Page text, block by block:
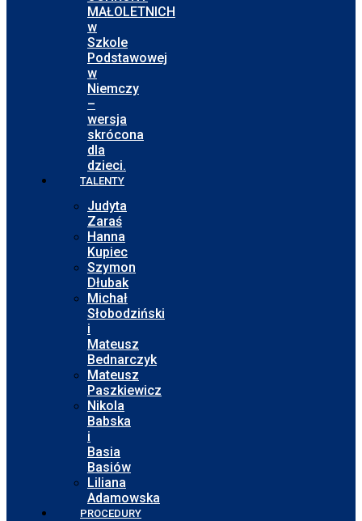
MAŁOLETNICH
w
Szkole
Podstawowej
w
Niemczy
–
wersja
skrócona
dla
dzieci.
TALENTY
Judyta
Zaraś
Hanna
Kupiec
Szymon
Dłubak
Michał
Słobodziński
i
Mateusz
Bednarczyk
Mateusz
Paszkiewicz
Nikola
Babska
i
Basia
Basiów
Liliana
Adamowska
PROCEDURY